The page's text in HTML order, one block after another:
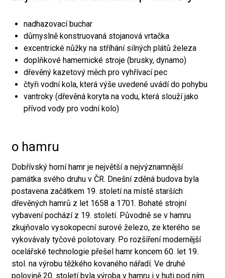
nadhazovací buchar
důmyslně konstruovaná stojanová vrtačka
excentrické nůžky na stříhání silných plátů železa
doplňkové hamernické stroje (brusky, dynamo)
dřevěný kazetový měch pro vyhřívací pec
čtyři vodní kola, která výše uvedené uvádí do pohybu
vantroky (dřevěná koryta na vodu, která slouží jako
přívod vody pro vodní kolo)
o hamru
Dobřívský horní hamr je největší a nejvýznamnější
památka svého druhu v ČR. Dnešní zděná budova byla
postavena začátkem 19. století na místě starších
dřevěných hamrů z let 1658 a 1701. Bohaté strojní
vybavení pochází z 19. století. Původně se v hamru
zkujňovalo vysokopecní surové železo, ze kterého se
vykovávaly tyčové polotovary. Po rozšíření modernější
ocelářské technologie přešel hamr koncem 60. let 19.
stol. na výrobu těžkého kovaného nářadí. Ve druhé
polovině 20. století byla výroba v hamru i v huti pod ním